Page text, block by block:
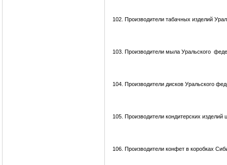
102. Производители табачных изделий
103. Производители мыла Уральского
104. Производители дисков Уральского
105. Производители кондитерских изделий
106. Производители конфет в коробках